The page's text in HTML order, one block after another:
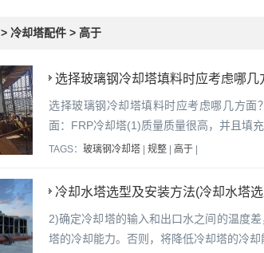
> 冷却塔配件 > 高于
选择玻璃钢冷却塔填料时应考虑哪几
选择玻璃钢冷却塔填料时应考虑哪几方
面：FRP冷却塔(1)质量质量很高，并且填
TAGS： 玻璃钢冷却塔 | 规整 | 高于 |
冷却水塔选型及安装方法(冷却水塔
2)确定冷却塔的输入和出口水之间的温度
塔的冷却能力。否则，将降低冷却塔的冷